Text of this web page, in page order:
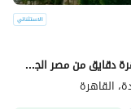
شقة أرضي بجاردن برايم لوكيشن امام مطار القاهرة دقايق من مصر الجديدة بفيو لاندسكيب بحري بالكامل
القاهرة